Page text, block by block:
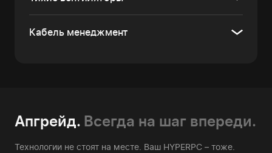
Кабель менеджмент
Апгрейд. Всегда на шаг впереди.
Технологии не стоят на месте. Ваш HYPERPC – тоже.